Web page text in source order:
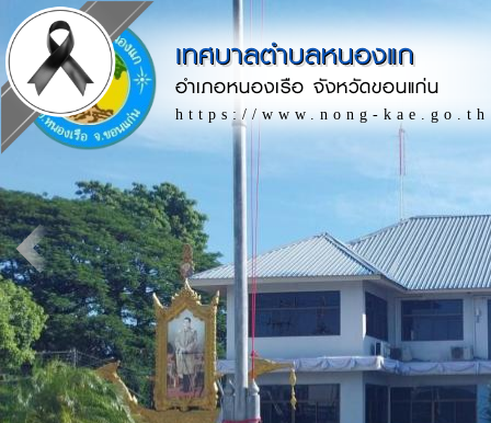
เทศบาลตำบลหนองแก
อำเภอหนองเรือ จังหวัดขอนแก่น
https://www.nong-kae.go.th